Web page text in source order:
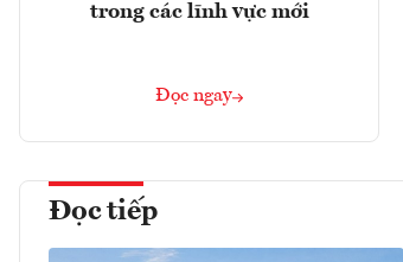
trong các lĩnh vực mới
Đọc ngay
Đọc tiếp